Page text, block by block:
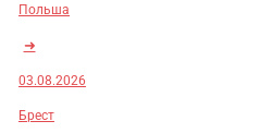
Польша
➜
03.08.2026
Брест